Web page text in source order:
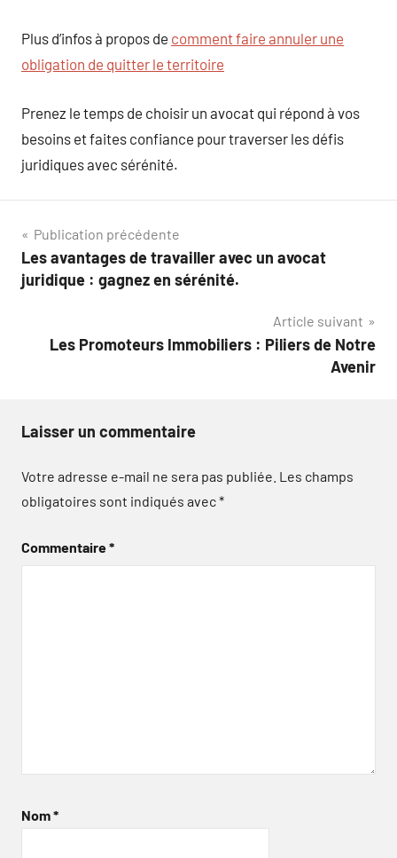
Plus d’infos à propos de comment faire annuler une
obligation de quitter le territoire
Prenez le temps de choisir un avocat qui répond à vos
besoins et faites confiance pour traverser les défis
juridiques avec sérénité.
Navigation
de
Publication précédente
Les avantages de travailler avec un avocat
juridique : gagnez en sérénité.
Article suivant
Les Promoteurs Immobiliers : Piliers de Notre
Avenir
Laisser un commentaire
Votre adresse e-mail ne sera pas publiée. Les champs
obligatoires sont indiqués avec*
Commentaire*
Nom*